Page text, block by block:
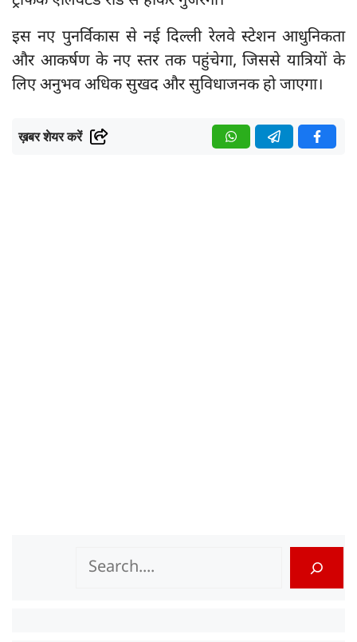
इस नए पुनर्विकास से नई दिल्ली रेलवे स्टेशन आधुनिकता
और आकर्षण के नए स्तर तक पहुंचेगा, जिससे यात्रियों के
लिए अनुभव अधिक सुखद और सुविधाजनक हो जाएगा।
ख़बर शेयर करें